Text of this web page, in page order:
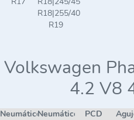
R18|255/40
R19
Volkswagen
4.2 V8
NeumáticoNeumático PCD